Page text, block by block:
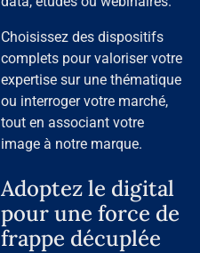
Choisissez des dispositifs
complets pour valoriser votre
expertise sur une thématique
ou interroger votre marché,
tout en associant votre
image à notre marque.
Adoptez le digital
pour une force de
frappe décuplée